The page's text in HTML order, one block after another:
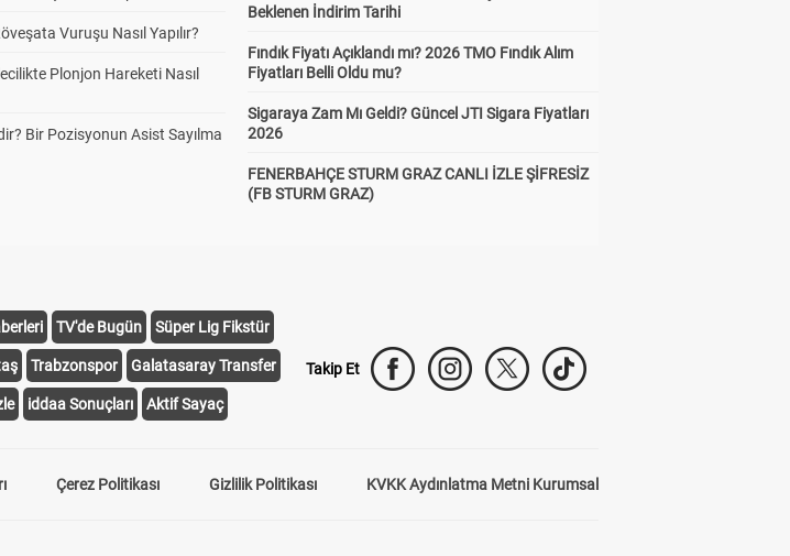
Vuruşu Nasıl Yapılır?
Plonjon Hareketi Nasıl
Bir Pozisyonun Asist Sayılma
Beklenen İndirim Tarihi
Fındık Fiyatı Açıklandı mı? 2026 TMO Fındık Alım
Fiyatları Belli Oldu mu?
Sigaraya Zam Mı Geldi? Güncel JTI Sigara Fiyatları
2026
FENERBAHÇE STURM GRAZ CANLI İZLE ŞİFRESİZ
(FB STURM GRAZ)
TV'de Bugün Süper Lig Fikstür
Trabzonspor Galatasaray Transfer
iddaa Sonuçları Aktif Sayaç
Takip Et
Çerez Politikası Gizlilik Politikası KVKK Aydınlatma Metni Kurumsal